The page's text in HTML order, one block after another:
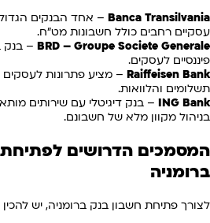
Banca Transilvania – אחד הבנקים
עסקיים רחבים כולל חשבונות מט"ח.
BRD – Groupe Societe Generale – בנק
פיננסיים לעסקים.
Raiffeisen Bank – מציע פתרונות לעסקים
תשלומים והלוואות.
ING Bank – בנק דיגיטלי עם שירותים
בניהול מקוון מלא של חשבונם.
המסמכים הדרושים
ברומניה
לצורך פתיחת חשבון בנק ברומניה, יש